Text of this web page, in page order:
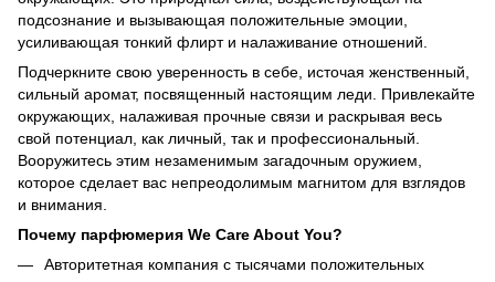
подсознание и вызывающая положительные эмоции,
усиливающая тонкий флирт и налаживание отношений.
Подчеркните свою уверенность в себе, источая женственный,
сильный аромат, посвященный настоящим леди. Привлекайте
окружающих, налаживая прочные связи и раскрывая весь
свой потенциал, как личный, так и профессиональный.
Вооружитесь этим незаменимым загадочным оружием,
которое сделает вас непреодолимым магнитом для взглядов
и внимания.
Почему парфюмерия We Care About You?
Авторитетная компания с тысячами положительных